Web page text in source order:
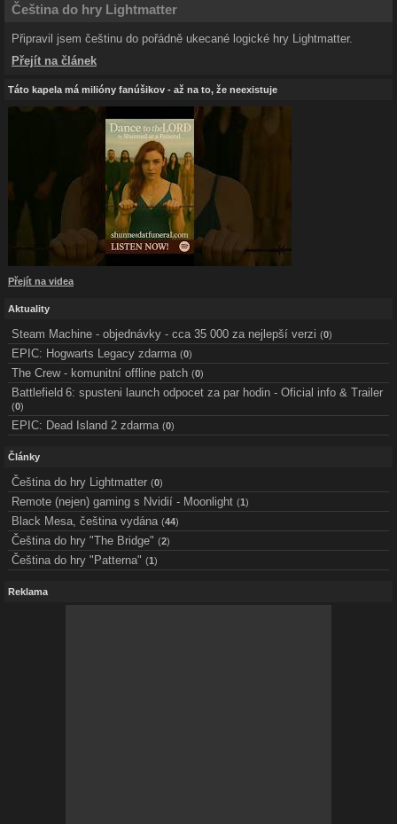
Čeština do hry Lightmatter
Připravil jsem češtinu do pořádně ukecané logické hry Lightmatter.
Přejít na článek
Táto kapela má milióny fanúšikov - až na to, že neexistuje
Přejít na videa
Aktuality
Steam Machine - objednávky - cca 35 000 za nejlepší verzi (0)
EPIC: Hogwarts Legacy zdarma (0)
The Crew - komunitní offline patch (0)
Battlefield 6: spusteni launch odpocet za par hodin - Oficial info & Trailer
(0)
EPIC: Dead Island 2 zdarma (0)
Články
Čeština do hry Lightmatter (0)
Remote (nejen) gaming s Nvidií - Moonlight (1 )
Black Mesa, čeština vydána (44)
Čeština do hry "The Bridge" (2)
Čeština do hry "Patterna" (1 )
Reklama